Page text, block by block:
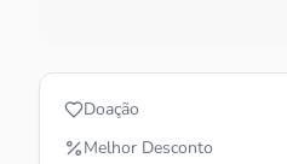
Doação
Melhor Desconto